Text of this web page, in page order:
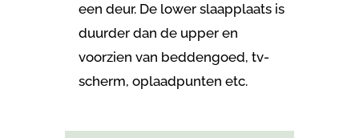
een deur. De lower slaapplaats is
duurder dan de upper en
voorzien van beddengoed, tv-
scherm, oplaadpunten etc.